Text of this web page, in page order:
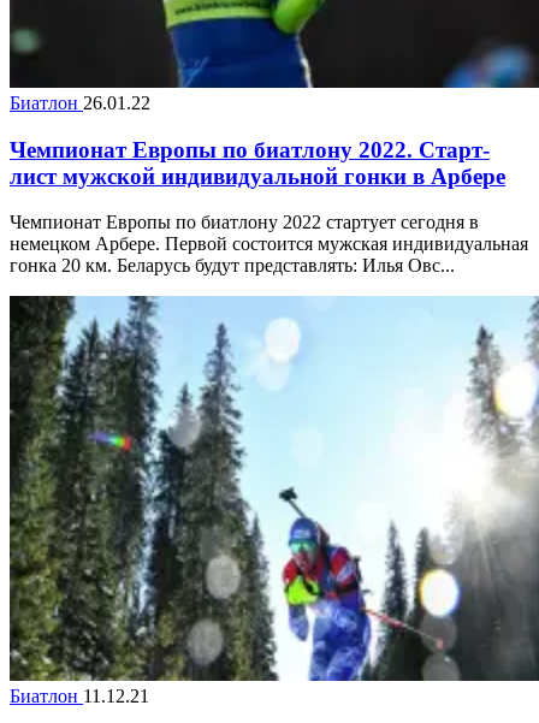
Биатлон 26.01.22
Чемпионат Европы по биатлону 2022. Старт-
лист мужской индивидуальной гонки в Арбере
Чемпионат Европы по биатлону 2022 стартует сегодня в
немецком Арбере. Первой состоится мужская индивидуальная
гонка 20 км. Беларусь будут представлять: Илья Овс...
Биатлон 11.12.21